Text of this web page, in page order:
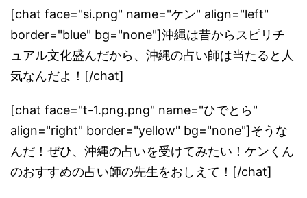
[chat face="si.png" name="ケン" align="left"
border="blue" bg="none"]沖縄は昔からスピリチ
ュアル文化盛んだから、沖縄の占い師は当たると人
気なんだよ！[/chat]
[chat face="t-1.png.png" name="ひでとら"
align="right" border="yellow" bg="none"]そうな
んだ！ぜひ、沖縄の占いを受けてみたい！ケンくん
のおすすめの占い師の先生をおしえて！[/chat]